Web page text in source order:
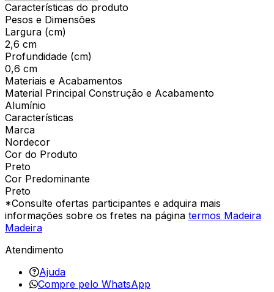
Características do produto
Pesos e Dimensões
Largura (cm)
2,6 cm
Profundidade (cm)
0,6 cm
Materiais e Acabamentos
Material Principal Construção e Acabamento
Alumínio
Características
Marca
Nordecor
Cor do Produto
Preto
Cor Predominante
Preto
*Consulte ofertas participantes e adquira mais
informações sobre os fretes na página termos Madeira
Madeira
Atendimento
Ajuda
Compre pelo WhatsApp